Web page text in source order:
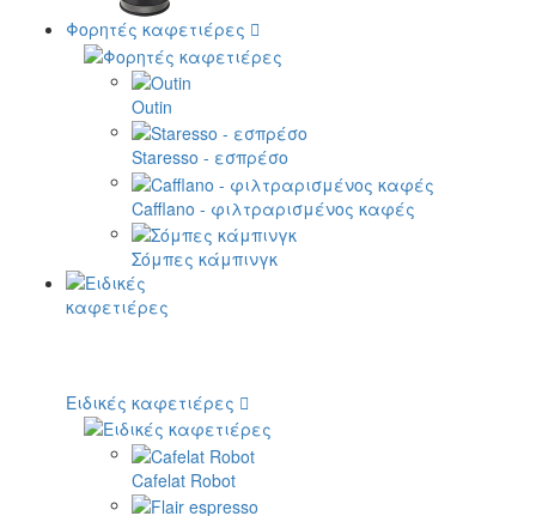
Φορητές καφετιέρες
Outin
Staresso - εσπρέσο
Cafflano - φιλτραρισμένος καφές
Σόμπες κάμπινγκ
Ειδικές καφετιέρες
Cafelat Robot